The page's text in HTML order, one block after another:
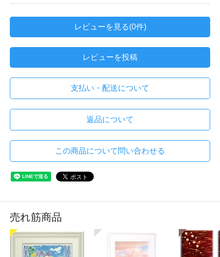
レビューを見る(0件)
レビューを投稿
支払い・配送について
返品について
この商品について問い合わせる
売れ筋商品